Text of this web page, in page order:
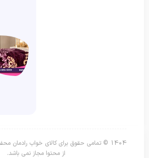
1404 © تمامی حقوق برای کالای خواب رادمان
از محتوا مجاز نمی باشد.